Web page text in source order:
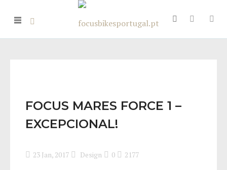
FOCUS MARES FORCE 1 –
EXCEPCIONAL!
23 Jan, 2017 Design 0 2177